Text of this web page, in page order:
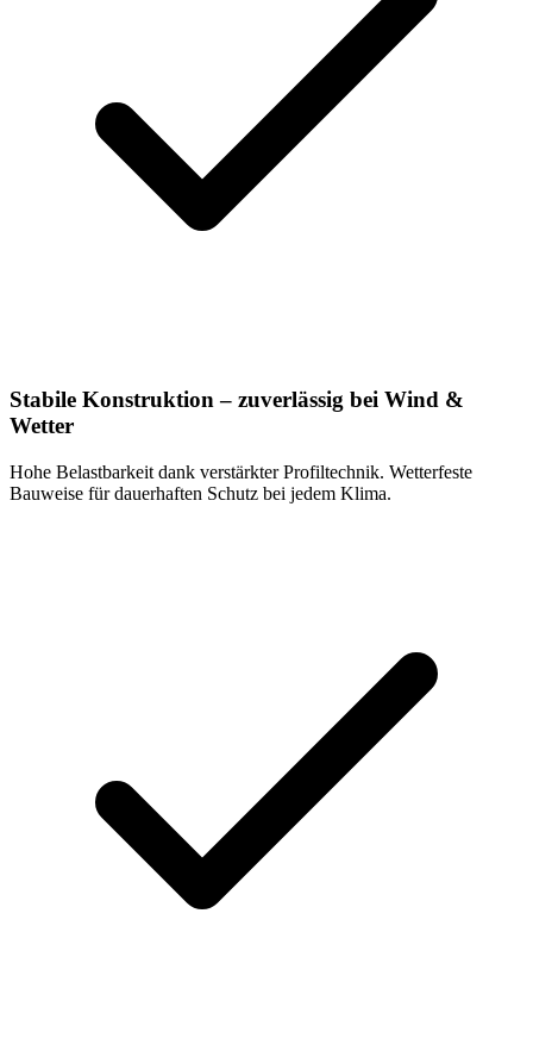
Stabile Konstruktion – zuverlässig bei Wind &
Wetter
Hohe Belastbarkeit dank verstärkter Profiltechnik. Wetterfeste
Bauweise für dauerhaften Schutz bei jedem Klima.